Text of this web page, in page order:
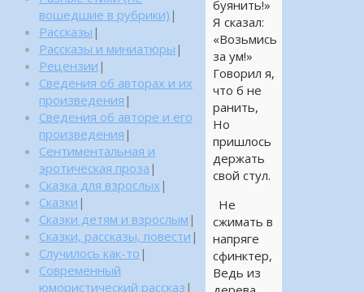
буянить!»
Я сказал:
«Возьмись
за ум!»
Говорил я,
что б не
ранить,
Но
пришлось
держать
свой стул.
Не
сжимать в
напряге
сфинктер,
Ведь из
вошедшие в рубрики) |
Рассказы |
Рассказы и миниатюры |
Рецензии |
Сведения об авторах и их
произведения |
Сведения об авторе и его
произведения |
Сентиментальная и
эротическая проза |
Сказка для взрослых |
Сказки |
Сказки детям и взрослым |
Сказки, рассказы, повести |
Случилось как-то |
Современный
юмористический рассказ |